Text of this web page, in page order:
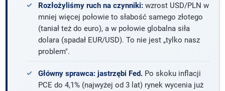
Rozłożyliśmy ruch na czynniki:wzrost USD/PLN w
mniej więcej połowie to słabość samego złotego
(taniał też do euro), a w połowie globalna siła
dolara (spadał EUR/USD). To nie jest „tylko nasz
problem".
Główny sprawca: jastrzębi Fed.Po skoku inflacji
PCE do 4,1% (najwyżej od 3 lat) rynek wycenia już